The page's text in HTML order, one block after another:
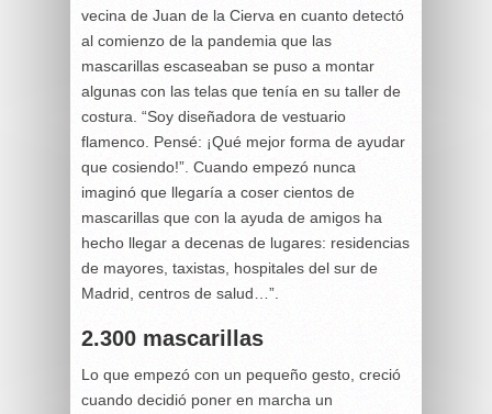
vecina de Juan de la Cierva en cuanto detectó
al comienzo de la pandemia que las
mascarillas escaseaban se puso a montar
algunas con las telas que tenía en su taller de
costura. “Soy diseñadora de vestuario
flamenco. Pensé: ¡Qué mejor forma de ayudar
que cosiendo!”. Cuando empezó nunca
imaginó que llegaría a coser cientos de
mascarillas que con la ayuda de amigos ha
hecho llegar a decenas de lugares: residencias
de mayores, taxistas, hospitales del sur de
Madrid, centros de salud…”.
2.300 mascarillas
Lo que empezó con un pequeño gesto, creció
cuando decidió poner en marcha un